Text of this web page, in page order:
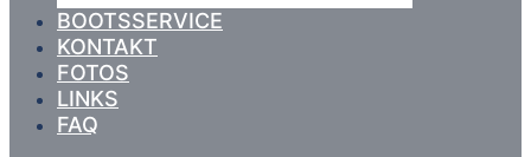
BOOTSSERVICE
KONTAKT
FOTOS
LINKS
FAQ